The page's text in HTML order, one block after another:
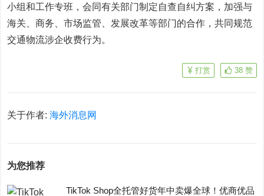
小组和工作专班，会同有关部门制定自查自纠方案，加强与
海关、商务、市场监管、发展改革等部门的合作，共同规范
交通物流涉企收费行为。
38 赞
打赏
关于作者:海外消息网
为您推荐
TikTok Shop全托管好货年中卖爆全球！优商优品